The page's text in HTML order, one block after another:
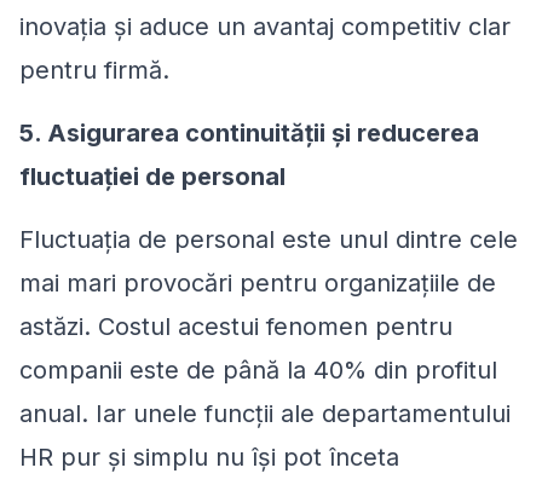
inovația și aduce un avantaj competitiv clar
pentru firmă.
5. Asigurarea continuității și reducerea
fluctuației de personal
Fluctuația de personal este unul dintre cele
mai mari provocări pentru organizațiile de
astăzi. Costul acestui fenomen pentru
companii este de până la 40% din profitul
anual. Iar unele funcții ale departamentului
HR pur și simplu nu își pot înceta